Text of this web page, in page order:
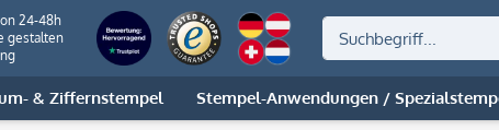
24-48h
gestalten
& Ziffernstempel Stempel-Anwendungen /